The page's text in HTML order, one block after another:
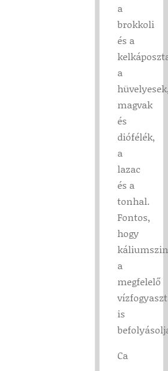
a
brokkoli
és a
a
magvak
és
diófélék,
a
lazac
és a
tonhal.
Fontos,
hogy
a
megfelelő
is
Ca